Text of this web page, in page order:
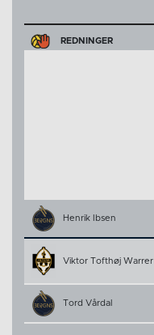
REDNINGER
Henrik Ibsen
Viktor Tofthøj Warrer
Tord Vårdal